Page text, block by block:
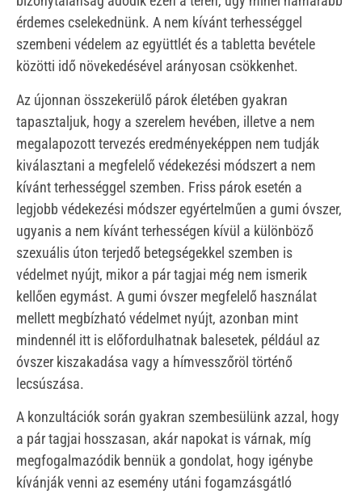
érdemes cselekednünk. A nem kívánt terhességgel
szembeni védelem az együttlét és a tabletta bevétele
közötti idő növekedésével arányosan csökkenhet.
Az újonnan összekerülő párok életében gyakran
tapasztaljuk, hogy a szerelem hevében, illetve a nem
megalapozott tervezés eredményeképpen nem tudják
kiválasztani a megfelelő védekezési módszert a nem
kívánt terhességgel szemben. Friss párok esetén a
legjobb védekezési módszer egyértelműen a gumi óvszer,
ugyanis a nem kívánt terhességen kívül a különböző
szexuális úton terjedő betegségekkel szemben is
védelmet nyújt, mikor a pár tagjai még nem ismerik
kellően egymást. A gumi óvszer megfelelő használat
mellett megbízható védelmet nyújt, azonban mint
mindennél itt is előfordulhatnak balesetek, például az
óvszer kiszakadása vagy a hímvesszőröl történő
lecsúszása.
A konzultációk során gyakran szembesülünk azzal, hogy
a pár tagjai hosszasan, akár napokat is várnak, míg
megfogalmazódik bennük a gondolat, hogy igénybe
kívánják venni az esemény utáni fogamzásgátló